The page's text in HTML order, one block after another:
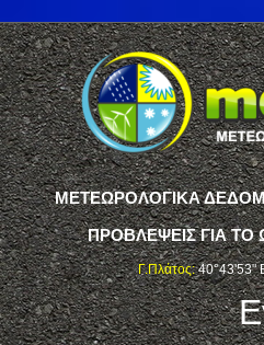
ΜΕΤΕΩΡΟΛΟΓΙΚΑ
ΠΡΟΒΛΕΨΕΙΣ ΓΙΑ ΤΟ
Γ.Πλάτος:40°43'53"